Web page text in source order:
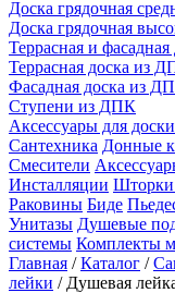
Доска грядочная
Доска грядочная
Террасная и
Террасная доска из
Фасадная доска из
Ступени из ДПК
Аксессуары для доски
Сантехника Донные
Смесители
Инсталляции Шторки
Раковины Биде
Унитазы Душевые
системы Комплекты
Главная / Каталог /
лейки /Душевая